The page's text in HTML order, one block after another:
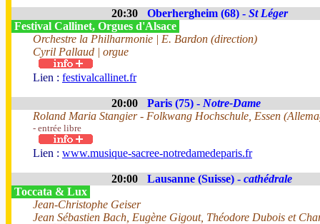
20:30 Oberhergheim (68) - St Léger
Festival Callinet, Orgues d'Alsace
Orchestre la Philharmonie | E. Bardon (direction)
Cyril Pallaud | orgue
Lien : festivalcallinet.fr
20:00 Paris (75) - Notre-Dame
Roland Maria Stangier - Folkwang Hochschule, Essen
- entrée libre
Lien : www.musique-sacree-notredamedeparis.fr
20:00 Lausanne (Suisse) - cathédrale
Toccata & Lux
Jean-Christophe Geiser
Jean Sébastien Bach, Eugène Gigout, Théodore Dubois et